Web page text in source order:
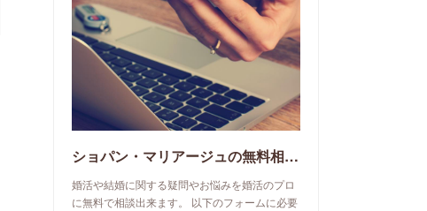
ショパン・マリアージュの無料相談予約申込み
婚活や結婚に関する疑問やお悩みを婚活のプロ
に無料で相談出来ます。 以下のフォームに必要